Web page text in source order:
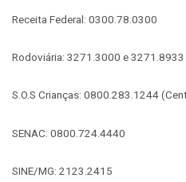
Receita Federal: 0300.78.0300
Rodoviária: 3271.3000 e 3271.8933
S.O.S Crianças: 0800.283.1244
SENAC: 0800.724.4440
SINE/MG: 2123.2415